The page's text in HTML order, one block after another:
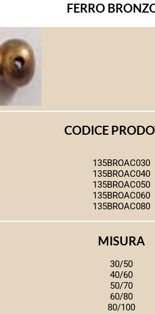
FERRO
CODICE
135BROAC030
135BROAC040
135BROAC050
135BROAC060
135BROAC080
MISURA
30/50
40/60
50/70
60/80
80/100